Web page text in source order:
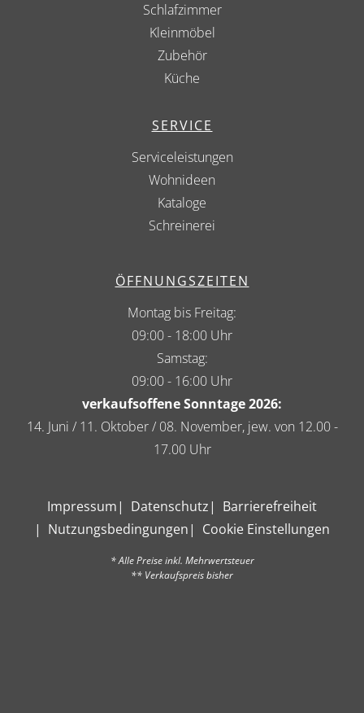
Schlafzimmer
Kleinmöbel
Zubehör
Küche
SERVICE
Serviceleistungen
Wohnideen
Kataloge
Schreinerei
ÖFFNUNGSZEITEN
Montag bis Freitag:
09:00 - 18:00 Uhr
Samstag:
09:00 - 16:00 Uhr
verkaufsoffene Sonntage 2026:
14. Juni / 11. Oktober / 08. November, jew. von 12.00 -
17.00 Uhr
Impressum Datenschutz
Barrierefreiheit
Nutzungsbedingungen
Cookie Einstellungen
* Alle Preise inkl. Mehrwertsteuer
** Verkaufspreis bisher